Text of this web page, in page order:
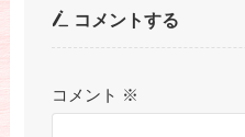
コメントする
コメント ※